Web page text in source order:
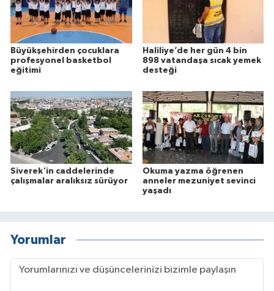
Büyükşehirden çocuklara
profesyonel basketbol
eğitimi
Haliliye’de her gün 4 bin
898 vatandaşa sıcak yemek
desteği
Siverek'in caddelerinde
çalışmalar aralıksız sürüyor
Okuma yazma öğrenen
anneler mezuniyet sevinci
yaşadı
Yorumlar